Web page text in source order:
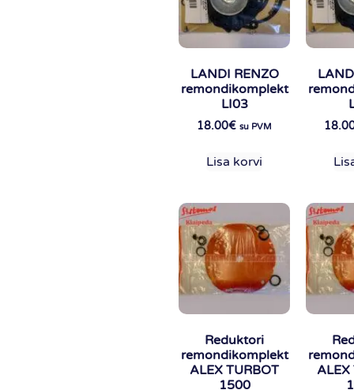
LANDI RENZO
remondikomplekt
LI03
18.00€ su PVM
Lisa korvi
Reduktori
remondikomplekt
ALEX TURBOT
1500
ALEX